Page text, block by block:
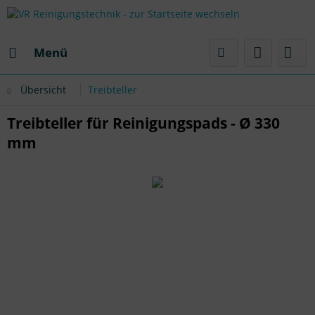
Menü
Übersicht Treibteller
Treibteller für Reinigungspads - Ø 330
mm